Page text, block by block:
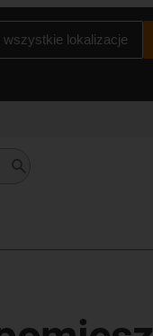
wszystkie lokalizacje